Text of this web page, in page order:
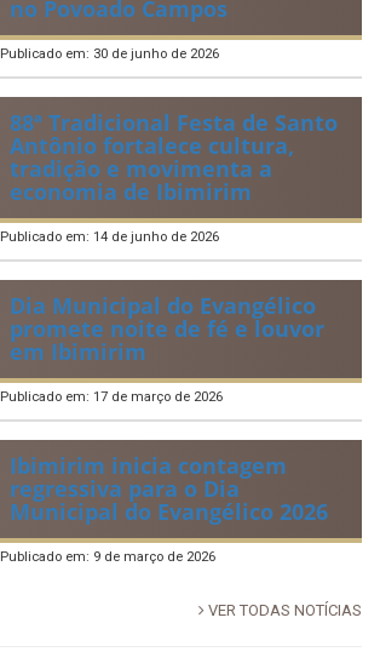
no Povoado Campos
Publicado em: 30 de junho de 2026
88ª Tradicional Festa de Santo
Antônio fortalece cultura,
tradição e movimenta a
economia de Ibimirim
Publicado em: 14 de junho de 2026
Dia Municipal do Evangélico
promete noite de fé e louvor
em Ibimirim
Publicado em: 17 de março de 2026
Ibimirim inicia contagem
regressiva para o Dia
Municipal do Evangélico 2026
Publicado em: 9 de março de 2026
VER TODAS NOTÍCIAS